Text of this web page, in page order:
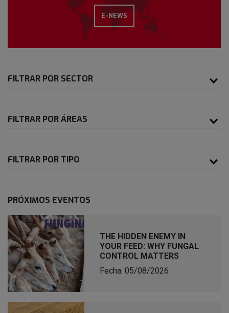
E-NEWS
FILTRAR POR SECTOR
FILTRAR POR ÁREAS
FILTRAR POR TIPO
PRÓXIMOS EVENTOS
THE HIDDEN ENEMY IN
YOUR FEED: WHY FUNGAL
CONTROL MATTERS
Fecha: 05/08/2026